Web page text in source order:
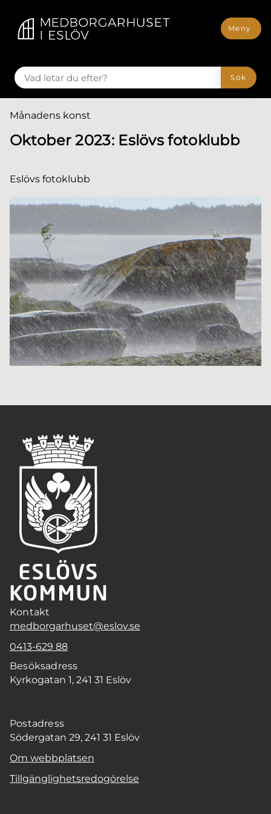
till innehåll
huvudmeny
Meny
VAD LETAR DU EFTER?
Sök
Du är här:
Månadens konst
Oktober 2023: Eslövs fotoklubb
Eslövs fotoklubb
Kontakt
medborgarhuset@eslov.se
0413-629 88
Besöksadress
Kyrkogatan 1, 241 31 Eslöv
Postadress
Södergatan 29, 241 31 Eslöv
Om webbplatsen
Tillgänglighetsredogörelse